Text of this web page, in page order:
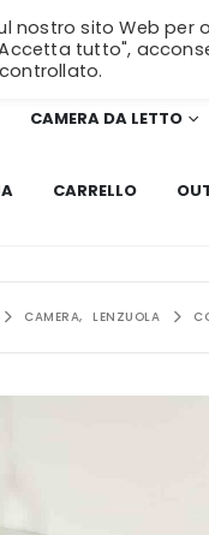
CAMERA DA LETTO
CARRELLO
CAMERA, LENZUOLA
nostro sito Web
tutto",